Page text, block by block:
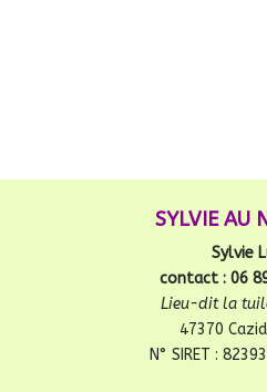
SYLVIE AU
Sylvie
contact : 06
Lieu-dit la
47370
N° SIRET :